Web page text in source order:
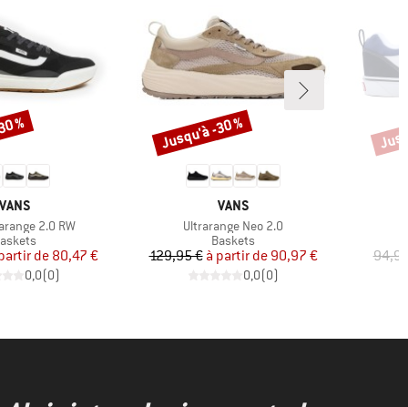
MARQUE
VANS
2.0 RW
group
Prix
Prix réduit
de 80,47 €
0,0(0)
%
MARQUE
VANS
Article
Ultrarange Neo 2.0
Product group
Baskets
Prix
129,95 € Prix réduit
à partir de 90,97 €
0,0(0)
Remise
Jusqu'à -30 %